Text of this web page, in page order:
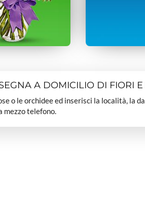
A DOMICILIO DI FIORI
o le orchidee ed inserisci la località, la
mezzo telefono.